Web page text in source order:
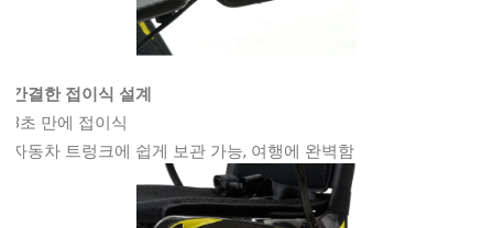
간결한 접이식 설계
3초 만에 접이식
자동차 트렁크에 쉽게 보관 가능, 여행에 완벽함